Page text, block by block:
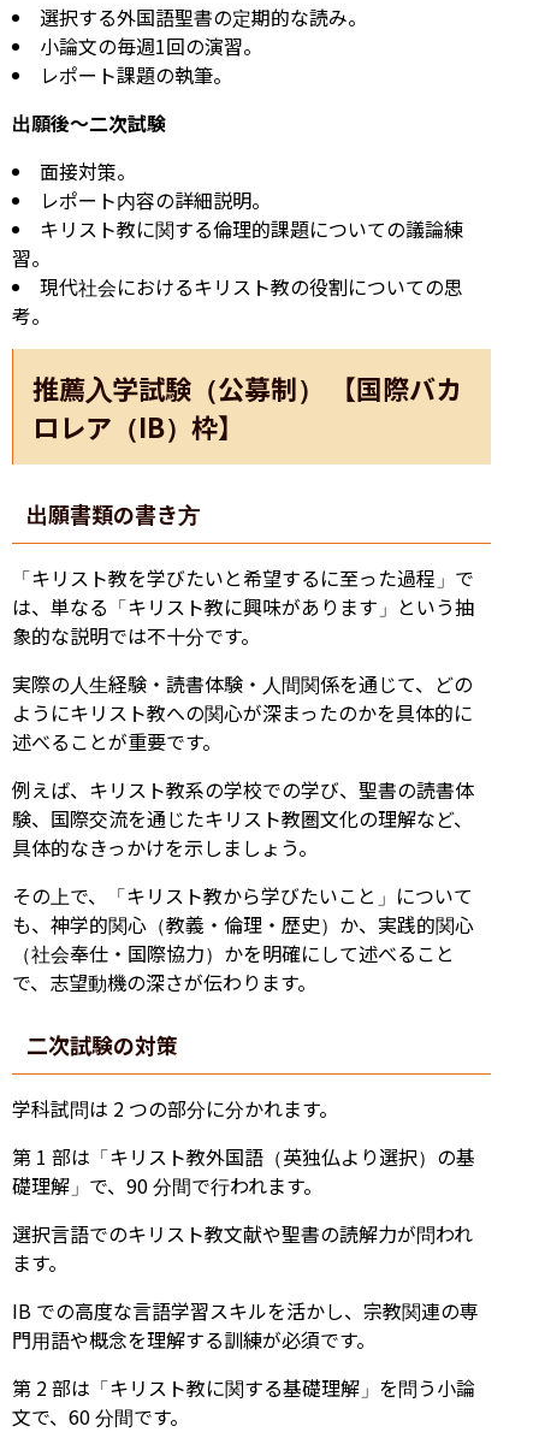
選択する外国語聖書の定期的な読み。
小論文の毎週1回の演習。
レポート課題の執筆。
出願後～二次試験
面接対策。
レポート内容の詳細説明。
キリスト教に関する倫理的課題についての議論練
習。
現代社会におけるキリスト教の役割についての思
考。
推薦入学試験（公募制） 【国際バカ
ロレア（IB）枠】
出願書類の書き方
「キリスト教を学びたいと希望するに至った過程」で
は、単なる「キリスト教に興味があります」という抽
象的な説明では不十分です。
実際の人生経験・読書体験・人間関係を通じて、どの
ようにキリスト教への関心が深まったのかを具体的に
述べることが重要です。
例えば、キリスト教系の学校での学び、聖書の読書体
験、国際交流を通じたキリスト教圏文化の理解など、
具体的なきっかけを示しましょう。
その上で、「キリスト教から学びたいこと」について
も、神学的関心（教義・倫理・歴史）か、実践的関心
（社会奉仕・国際協力）かを明確にして述べること
で、志望動機の深さが伝わります。
二次試験の対策
学科試問は 2 つの部分に分かれます。
第 1 部は「キリスト教外国語（英独仏より選択）の基
礎理解」で、90 分間で行われます。
選択言語でのキリスト教文献や聖書の読解力が問われ
ます。
IB での高度な言語学習スキルを活かし、宗教関連の専
門用語や概念を理解する訓練が必須です。
第 2 部は「キリスト教に関する基礎理解」を問う小論
文で、60 分間です。